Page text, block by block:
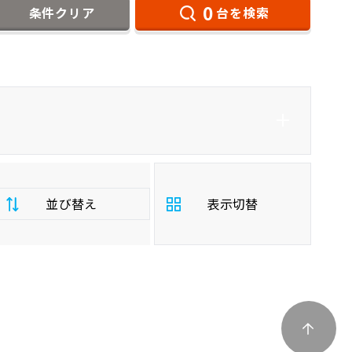
条件クリア 0 台を検索
並び替え
高い順
表示切替